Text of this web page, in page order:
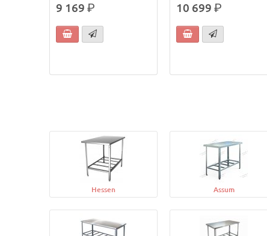
9 169р. 10 699р.
Hessen Assum